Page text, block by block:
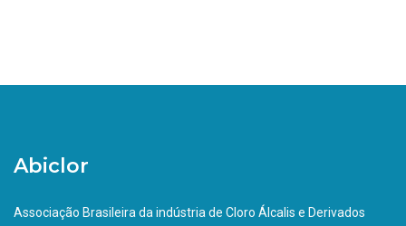
Abiclor
Associação Brasileira da indústria de Cloro Álcalis e Derivados